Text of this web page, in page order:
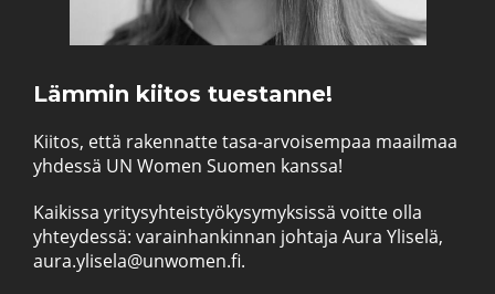
Lämmin kiitos tuestanne!
Kiitos, että rakennatte tasa-arvoisempaa maailmaa
yhdessä UN Women Suomen kanssa!
Kaikissa yritysyhteistyökysymyksissä voitte olla
yhteydessä: varainhankinnan johtaja Aura Yliselä,
aura.ylisela@unwomen.fi.